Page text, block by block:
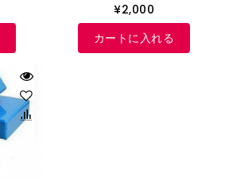
¥2,000
カートに入れる